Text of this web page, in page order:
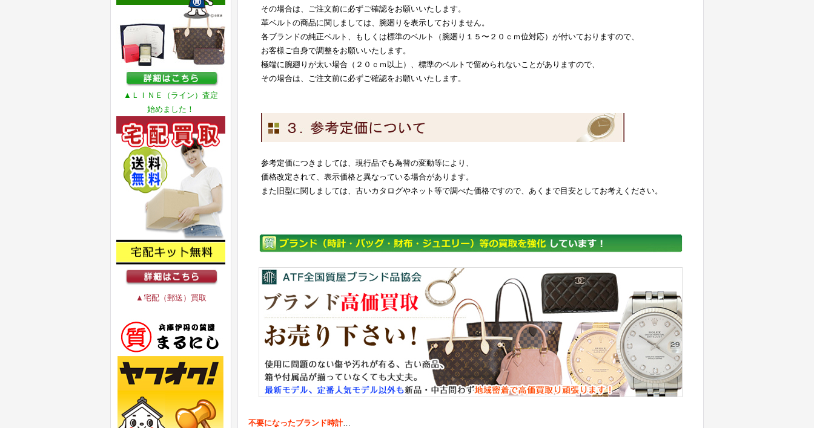
▲ＬＩＮＥ（ライン）査定
始めました！
▲宅配（郵送）買取
その場合は、ご注文前に必ずご確認をお願いいたします。
革ベルトの商品に関しましては、腕廻りを表示しておりません。
各ブランドの純正ベルト、もしくは標準のベルト（腕廻り１５〜２０ｃｍ位対応）が付いておりますので、
お客様ご自身で調整をお願いいたします。
極端に腕廻りが太い場合（２０ｃｍ以上）、標準のベルトで留められないことがありますので、
その場合は、ご注文前に必ずご確認をお願いいたします。
参考定価につきましては、現行品でも為替の変動等により、
価格改定されて、表示価格と異なっている場合があります。
また旧型に関しましては、古いカタログやネット等で調べた価格ですので、あくまで目安としてお考えください。
不要になったブランド時計…